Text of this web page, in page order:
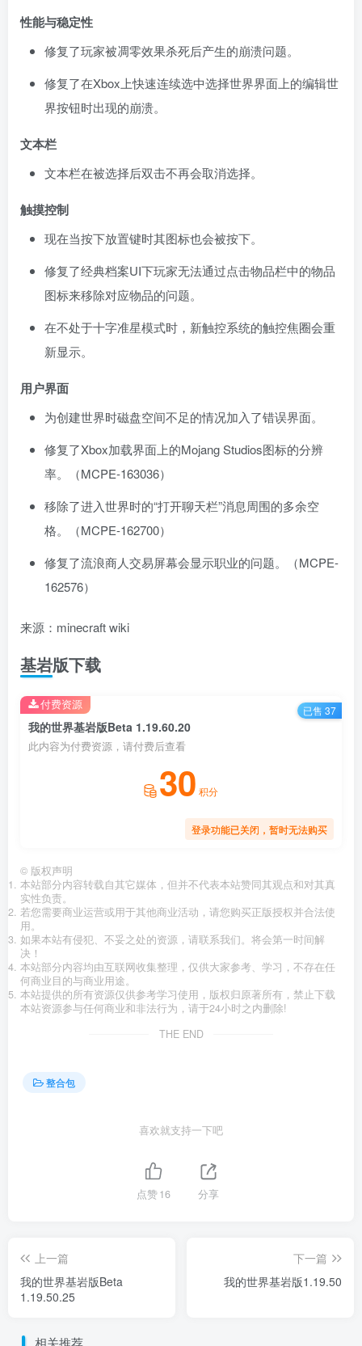
性能与稳定性
修复了玩家被凋零效果杀死后产生的崩溃问题。
修复了在Xbox上快速连续选中选择世界界面上的编辑世
界按钮时出现的崩溃。
文本栏
文本栏在被选择后双击不再会取消选择。
触摸控制
现在当按下放置键时其图标也会被按下。
修复了经典档案UI下玩家无法通过点击物品栏中的物品
图标来移除对应物品的问题。
在不处于十字准星模式时，新触控系统的触控焦圈会重
新显示。
用户界面
为创建世界时磁盘空间不足的情况加入了错误界面。
修复了Xbox加载界面上的Mojang Studios图标的分辨
率。（MCPE-163036）
移除了进入世界时的“打开聊天栏”消息周围的多余空
格。（MCPE-162700）
修复了流浪商人交易屏幕会显示职业的问题。（MCPE-
162576）
来源：minecraft wiki
基岩版下载
我的世界基岩版Beta 1.19.60.20
此内容为付费资源，请付费后查看
30 积分
登录功能已关闭，暂时无法购买
付费资源 已售 37
© 版权声明
本站部分内容转载自其它媒体，但并不代表本站赞同其观点和对其真
实性负责。
若您需要商业运营或用于其他商业活动，请您购买正版授权并合法使
用。
如果本站有侵犯、不妥之处的资源，请联系我们。将会第一时间解
决！
本站部分内容均由互联网收集整理，仅供大家参考、学习，不存在任
何商业目的与商业用途。
本站提供的所有资源仅供参考学习使用，版权归原著所有，禁止下载
本站资源参与任何商业和非法行为，请于24小时之内删除!
THE END
整合包
喜欢就支持一下吧
点赞16 分享
上一篇
我的世界基岩版Beta
1.19.50.25
下一篇
我的世界基岩版1.19.50
相关推荐